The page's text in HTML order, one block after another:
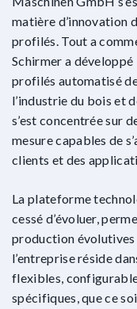
matière d’innovation
profilés. Tout a
Schirmer a
profilés automatisé
l’industrie du bois et
s’est concentrée sur
mesure capables de
clients et des
La plateforme
cessé d’évoluer,
production
l’entreprise réside
flexibles,
spécifiques, que ce